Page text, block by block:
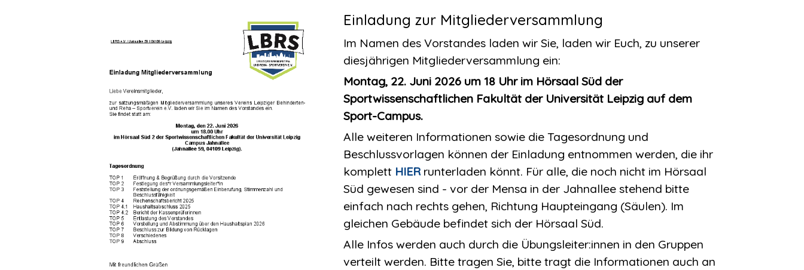
Einladung zur Mitgliederversammlung
Im Namen des Vorstandes laden wir Sie, laden wir Euch, zu unserer
diesjährigen Mitgliederversammlung ein:
Montag, 22. Juni 2026 um 18 Uhr im Hörsaal Süd der
Sportwissenschaftlichen Fakultät der Universität Leipzig auf dem
Sport-Campus.
Alle weiteren Informationen sowie die Tagesordnung und
Beschlussvorlagen können der Einladung entnommen werden, die ihr
komplett HIER runterladen könnt. Für alle, die noch nicht im Hörsaal
Süd gewesen sind - vor der Mensa in der Jahnallee stehend bitte
einfach nach rechts gehen, Richtung Haupteingang (Säulen). Im
gleichen Gebäude befindet sich der Hörsaal Süd.
Alle Infos werden auch durch die Übungsleiter:innen in den Gruppen
verteilt werden. Bitte tragen Sie, bitte tragt die Informationen auch an